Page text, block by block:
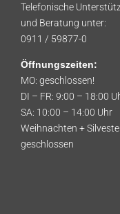
Telefonische
und Beratung unter:
0911 / 59877-0
Öffnungszeiten:
MO: geschlossen!
DI – FR: 9:00 – 18:00
SA: 10:00 – 14:00 Uhr
Weihnachten +
geschlossen